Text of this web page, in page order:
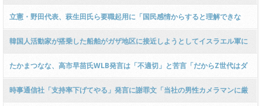
れる → ｗｗｗｗｗｗｗｗｗ
と自体が日本人として恥ずかしいです」
立憲・野田代表、萩生田氏ら要職起用に「国民感情からすると理解できな
い！裏金がー！」 → ﾈｯﾄ「あなたの所の前代表代行の辻元清美さんは…」 →
ｗｗｗｗｗｗｗｗｗｗｗ
韓国人活動家が搭乗した船舶がガザ地区に接近しようとしてイスラエル軍に
拿捕される…韓国政府、早期釈放を要請
たかまつなな、高市早苗氏WLB発言は「不適切」と苦言「だからZ世代はダ
メとか」「ご自身の影響力は考えて頂きたかったと思いますね」
時事通信社「支持率下げてやる」発言に謝罪文「当社の男性カメラマンに厳